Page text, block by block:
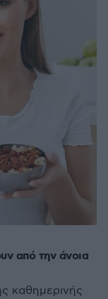
από την άνοια
καθημερινής